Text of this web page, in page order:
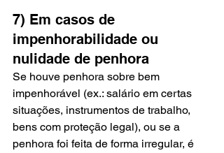
7) Em casos de
impenhorabilidade ou
nulidade de penhora
Se houve penhora sobre bem
impenhorável (ex.: salário em certas
situações, instrumentos de trabalho,
bens com proteção legal), ou se a
penhora foi feita de forma irregular, é